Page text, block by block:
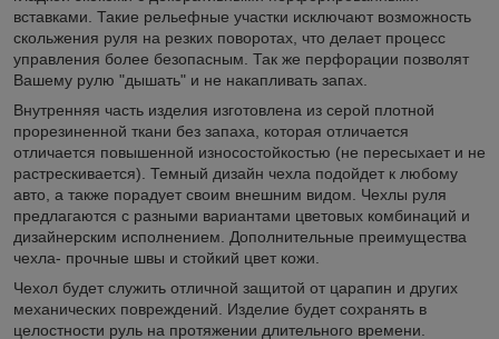
вставками. Такие рельефные участки исключают возможность
скольжения руля на резких поворотах, что делает процесс
управления более безопасным. Так же перфорации позволят
Вашему рулю "дышать" и не накапливать запах.
Внутренняя часть изделия изготовлена из серой плотной
прорезиненной ткани без запаха, которая отличается
отличается повышенной износостойкостью (не пересыхает и не
растрескивается). Темный дизайн чехла подойдет к любому
авто, а также порадует своим внешним видом. Чехлы руля
предлагаются с разными вариантами цветовых комбинаций и
дизайнерским исполнением. Дополнительные преимущества
чехла- прочные швы и стойкий цвет кожи.
Чехол будет служить отличной защитой от царапин и других
механических повреждений. Изделие будет сохранять в
целостности руль на протяжении длительного времени.